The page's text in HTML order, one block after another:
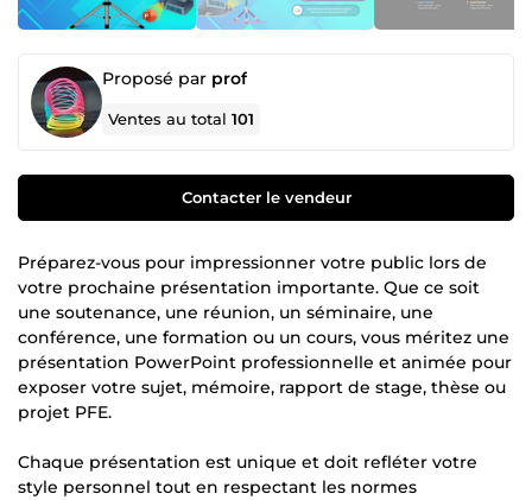
Proposé par prof
Ventes au total101
Contacter le vendeur
Préparez-vous pour impressionner votre public lors de
votre prochaine présentation importante. Que ce soit
une soutenance, une réunion, un séminaire, une
conférence, une formation ou un cours, vous méritez une
présentation PowerPoint professionnelle et animée pour
exposer votre sujet, mémoire, rapport de stage, thèse ou
projet PFE.
Chaque présentation est unique et doit refléter votre
style personnel tout en respectant les normes